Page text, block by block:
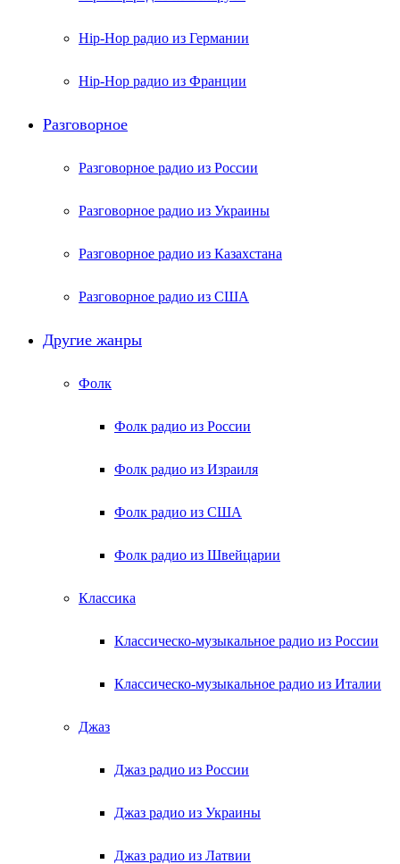
Hip-Hop радио из Германии
Hip-Hop радио из Франции
Разговорное
Разговорное радио из России
Разговорное радио из Украины
Разговорное радио из Казахстана
Разговорное радио из США
Другие жанры
Фолк
Фолк радио из России
Фолк радио из Израиля
Фолк радио из США
Фолк радио из Швейцарии
Классика
Классическо-музыкальное радио из России
Классическо-музыкальное радио из Италии
Джаз
Джаз радио из России
Джаз радио из Украины
Джаз радио из Латвии